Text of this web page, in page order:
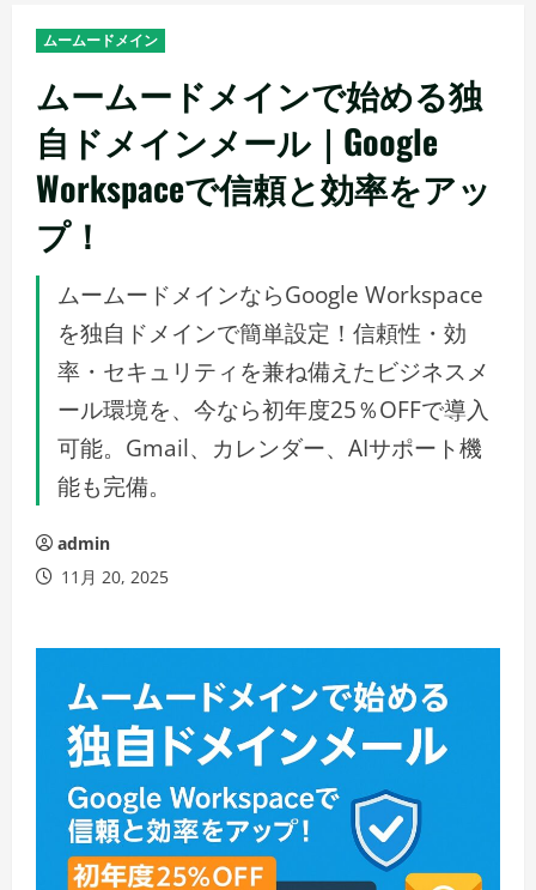
ー
ムームードメイン
ムームードメインで始める独
自ドメインメール｜Google
Workspaceで信頼と効率をアッ
プ！
ムームードメインならGoogle Workspace
を独自ドメインで簡単設定！信頼性・効
率・セキュリティを兼ね備えたビジネスメ
ール環境を、今なら初年度25％OFFで導入
可能。Gmail、カレンダー、AIサポート機
能も完備。
admin
11月 20, 2025